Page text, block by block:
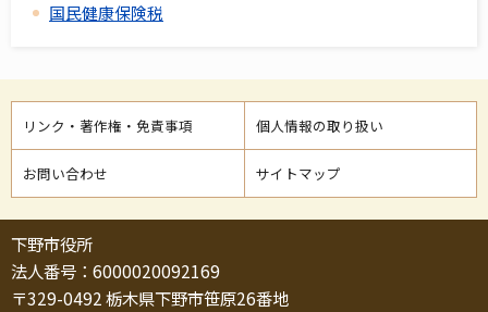
国民健康保険税
リンク・著作権・免責事項 個人情報の取り扱い
お問い合わせ サイトマップ
下野市役所
法人番号：6000020092169
〒329-0492 栃木県下野市笹原26番地